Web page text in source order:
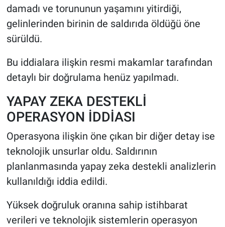
damadı ve torununun yaşamını yitirdiği,
gelinlerinden birinin de saldırıda öldüğü öne
sürüldü.
Bu iddialara ilişkin resmi makamlar tarafından
detaylı bir doğrulama henüz yapılmadı.
YAPAY ZEKA DESTEKLİ
OPERASYON İDDİASI
Operasyona ilişkin öne çıkan bir diğer detay ise
teknolojik unsurlar oldu. Saldırının
planlanmasında yapay zeka destekli analizlerin
kullanıldığı iddia edildi.
Yüksek doğruluk oranına sahip istihbarat
verileri ve teknolojik sistemlerin operasyon